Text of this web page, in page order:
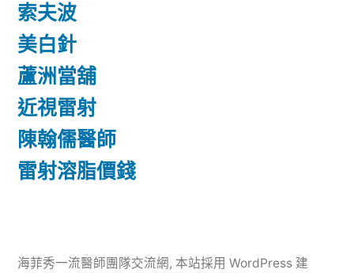
索夫波
美白針
蘆洲當舖
近視雷射
陳翰儒醫師
雷射溶脂價錢
海菲秀一流醫師團隊交流網, 本站採用 WordPress 建